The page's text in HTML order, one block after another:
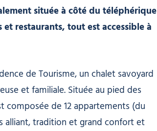
située à côté du téléphérique
restaurants, tout est accessible à
de Tourisme, un chalet savoyard
et familiale. Située au pied des
de 12 appartements (du
alliant, tradition et grand confort et